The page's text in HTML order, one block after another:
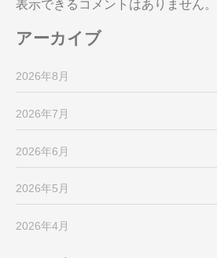
表示できるコメントはありません。
アーカイブ
2026年8月
2026年7月
2026年6月
2026年5月
2026年4月